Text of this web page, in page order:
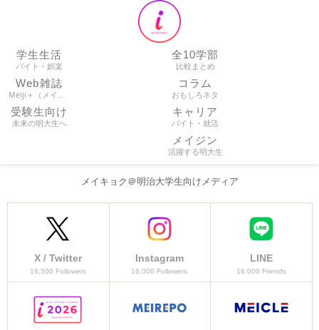
学生生活
バイト・娯楽
全10学部
比較まとめ
Web雑誌
Meiji＋（メイプラ）
コラム
おもしろネタ
受験生向け
未来の明大生へ
キャリア
バイト・就活
メイジン
活躍する明大生
メイキョク＠明治大学生向けメディア
X / Twitter
16,500 Followers
Instagram
16,000 Followers
LINE
16,000 Friends